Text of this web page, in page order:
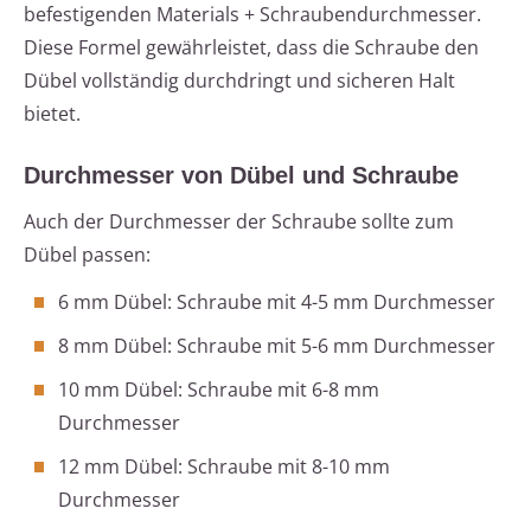
befestigenden Materials + Schraubendurchmesser.
Diese Formel gewährleistet, dass die Schraube den
Dübel vollständig durchdringt und sicheren Halt
bietet.
Durchmesser von Dübel und Schraube
Auch der Durchmesser der Schraube sollte zum
Dübel passen:
6 mm Dübel: Schraube mit 4-5 mm Durchmesser
8 mm Dübel: Schraube mit 5-6 mm Durchmesser
10 mm Dübel: Schraube mit 6-8 mm
Durchmesser
12 mm Dübel: Schraube mit 8-10 mm
Durchmesser